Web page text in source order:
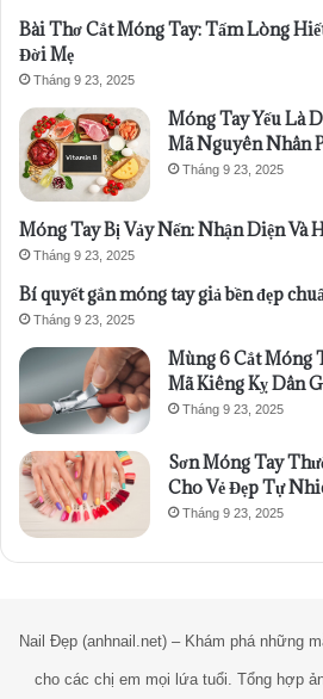
Bài Thơ Cắt Móng Tay: Tấm Lòng
Đời Mẹ
Tháng 9 23, 2025
Móng Tay Yếu Là
Mã Nguyên Nhân
Tháng 9 23, 2025
Móng Tay Bị Vảy Nến: Nhận Diện Và
Tháng 9 23, 2025
Bí quyết gắn móng tay giả bền đẹp
Tháng 9 23, 2025
Mùng 6 Cắt Móng
Mã Kiêng Kỵ Dân
Tháng 9 23, 2025
Sơn Móng Tay
Cho Vẻ Đẹp Tự
Tháng 9 23, 2025
Nail Đẹp (anhnail.net) – Khám phá những
cho các chị em mọi lứa tuổi. Tổng hợp